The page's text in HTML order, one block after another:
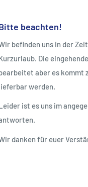
beachten!
befinden uns in der
Die
aber es kommt
werden.
ist es uns im
danken für euer